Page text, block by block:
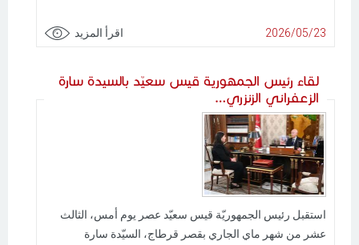
2026/05/23 اقرأ المزيد
لقاء رئيس الجمهورية قيس سعيّد بالسيدة سارة
الزعفراني الزنزري…
استقبل رئيس الجمهوريّة قيس سعيّد عصر يوم أمس، الثالث
عشر من شهر ماي الجاري بقصر قرطاج، السيّدة سارة